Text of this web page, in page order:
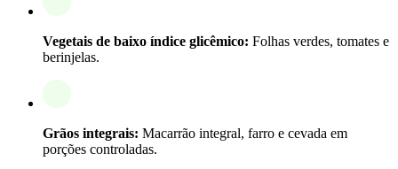
Vegetais de baixo índice glicêmico: Folhas verdes, tomates e
berinjelas.
Grãos integrais: Macarrão integral, farro e cevada em
porções controladas.